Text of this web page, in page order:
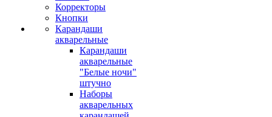
Корректоры
Кнопки
Карандаши
акварельные
Карандаши
акварельные
"Белые ночи"
штучно
Наборы
акварельных